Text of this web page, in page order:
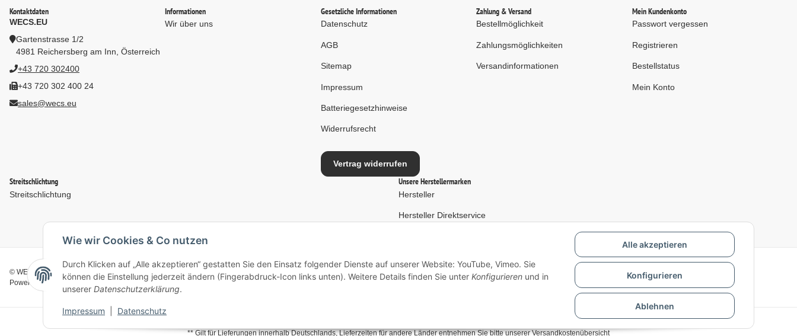
Alle akzeptieren
Konfigurieren
Ablehnen
Wie wir Cookies & Co nutzen
Durch Klicken auf „Alle akzeptieren“ gestatten Sie den Einsatz folgender Dienste auf unserer Website: YouTube, Vimeo. Sie
können die Einstellung jederzeit ändern (Fingerabdruck-Icon links unten). Weitere Details finden Sie unter Konfigurieren und in
unserer Datenschutzerklärung.
Impressum Datenschutz
Kontaktdaten
WECS.EU
Gartenstrasse 1/2
4981 Reichersberg am Inn, Österreich
+43 720 302400
+43 720 302 400 24
sales@wecs.eu
Informationen
Wir über uns
Gesetzliche Informationen
Datenschutz
AGB
Sitemap
Impressum
Batteriegesetzhinweise
Widerrufsrecht
Vertrag widerrufen
Zahlung & Versand
Bestellmöglichkeit
Zahlungsmöglichkeiten
Versandinformationen
Mein Kundenkonto
Passwort vergessen
Registrieren
Bestellstatus
Mein Konto
Streitschlichtung
Streitschlichtung
Unsere Herstellermarken
Hersteller
Hersteller Direktservice
© WECS.EU - 2026
Powered by
** Gilt für Lieferungen innerhalb Deutschlands, Lieferzeiten für andere Länder entnehmen Sie bitte unsererVersandkostenübersicht